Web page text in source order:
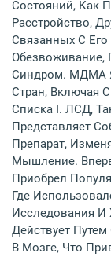
Состояний, Как
Расстройство,
Связанных С
Обезвоживание,
Синдром. МДМА
Стран, Включая
Списка I. ЛСД,
Представляет
Препарат,
Мышление.
Приобрел
Где
Исследования
Действует
В Мозге, Что